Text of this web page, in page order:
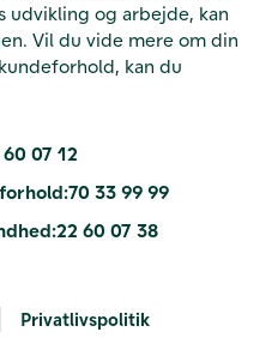
og arbejde, kan
Vil du vide mere om din
kan du
07 12
70 33 99 99
22 60 07 38
Privatlivspolitik